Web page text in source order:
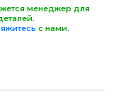
менеджер для
с нами.